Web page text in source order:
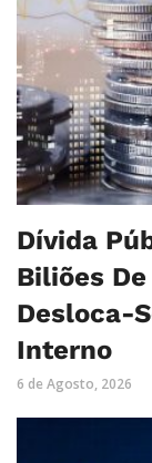
Dívida
Biliões
Desloca-
Interno
6 de Agosto, 2026